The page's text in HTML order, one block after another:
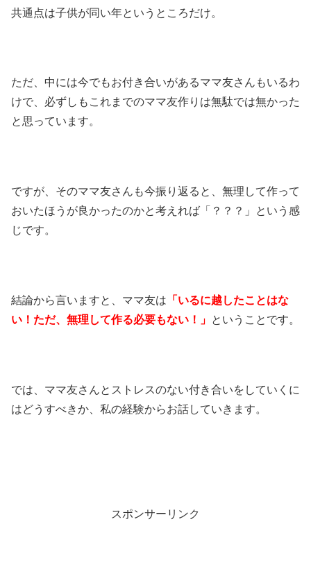
共通点は子供が同い年というところだけ。
ただ、中には今でもお付き合いがあるママ友さんもいるわ
けで、必ずしもこれまでのママ友作りは無駄では無かった
と思っています。
ですが、そのママ友さんも今振り返ると、無理して作って
おいたほうが良かったのかと考えれば「？？？」という感
じです。
結論から言いますと、ママ友は 「 いるに越したことはな
い！ただ、無理して作る必要もない！」 ということです。
では、ママ友さんとストレスのない付き合いをしていくに
はどうすべきか、私の経験からお話していきます。
スポンサーリンク